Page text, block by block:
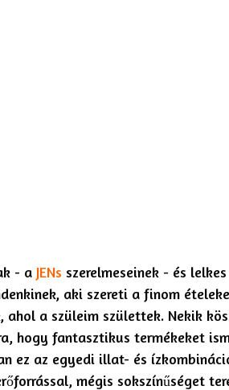
- a JENs szerelmeseinek - és
aki szereti a finom
ahol a szüleim születtek. Nekik
hogy fantasztikus termékeket
ez az egyedi illat- és
mégis sokszínűséget